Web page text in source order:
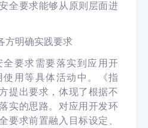
全要求能够从原则层面进
方明确实践要求
全要求需要落实到应用开
用等具体活动中。《指
提出要求，体现了根据不
实的思路。对应用开发环
要求前置融入目标设定、